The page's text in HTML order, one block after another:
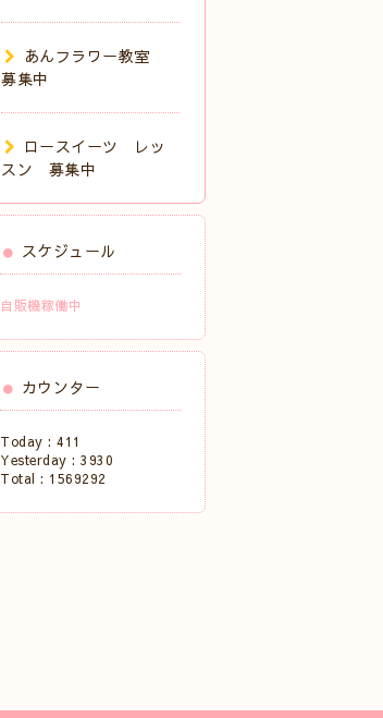
あんフラワー教室
募集中
ロースイーツ レッ
スン 募集中
スケジュール
自販機稼働中
カウンター
Today : 411
Yesterday : 3930
Total : 1569292